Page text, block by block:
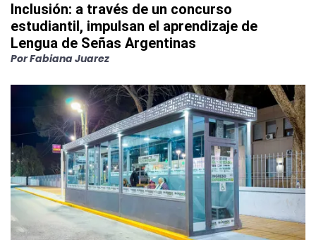
Inclusión: a través de un concurso
estudiantil, impulsan el aprendizaje de
Lengua de Señas Argentinas
PorFabiana Juarez